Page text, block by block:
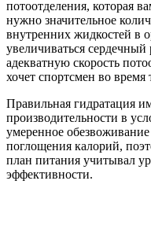
потоотделения, которая
нужно значительное
внутренних жидкостей в
увеличиваться
адекватную скорость
хочет спортсмен во
Правильная гидратация
производительности в
умеренное
поглощения калорий,
план питания учитывал
эффективности.